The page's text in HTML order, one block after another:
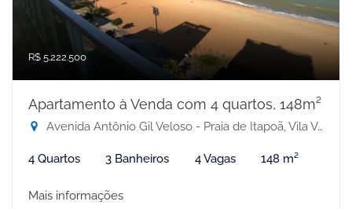
R$ 5.222.500
Apartamento à Venda com 4 quartos, 148m²
Avenida Antônio Gil Veloso - Praia de Itapoã, Vila Velha-ES
4 Quartos 3 Banheiros 4 Vagas 148 m²
Mais informações